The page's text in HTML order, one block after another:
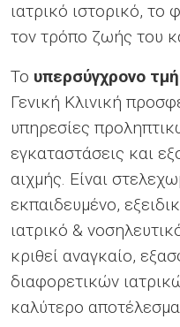
ιατρικό ιστορικό, το
τον τρόπο ζωής του
To υπερσύγχρονο
Γενική Κλινική
υπηρεσίες
εγκαταστάσεις και
αιχμής. Είναι
εκπαιδευμένο,
ιατρικό &
κριθεί αναγκαίο,
διαφορετικών
καλύτερο